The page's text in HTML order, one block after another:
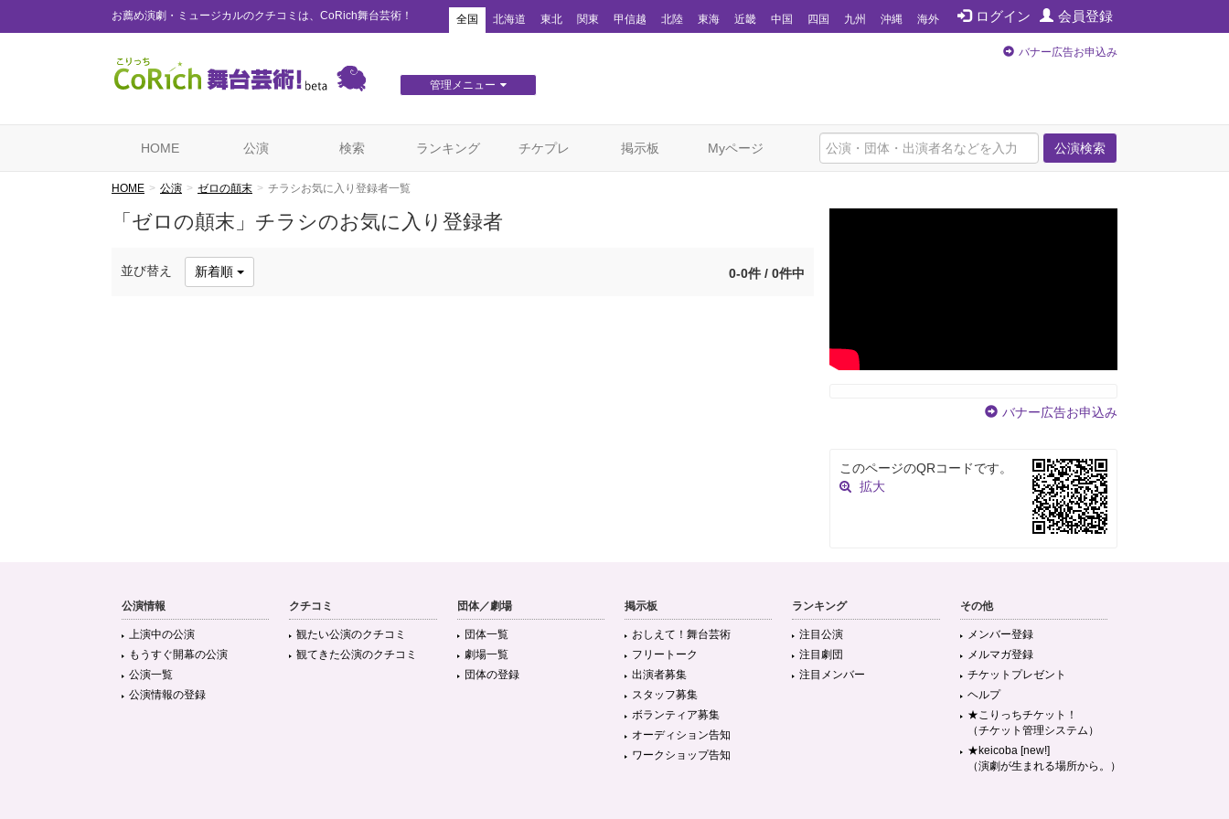
お薦め演劇・ミュージカルのクチコミは、CoRich舞台芸術！ ログイン 会員登録
全国 北海道 東北 関東 甲信越 北陸 東海 近畿 中国 四国 九州 沖縄 海外
管理メニュー
バナー広告お申込み
公演検索
HOME 公演 検索 ランキング チケプレ 掲示板 Myページ
HOME 公演 ゼロの顛末 チラシお気に入り登録者一覧
「ゼロの顛末」チラシのお気に入り登録者
並び替え 新着順 0-0件 / 0件中
バナー広告お申込み
このページのQRコードです。
拡大
公演情報
上演中の公演
もうすぐ開幕の公演
公演一覧
公演情報の登録
クチコミ
観たい公演のクチコミ
観てきた公演のクチコミ
団体／劇場
団体一覧
劇場一覧
団体の登録
掲示板
おしえて！舞台芸術
フリートーク
出演者募集
スタッフ募集
ボランティア募集
オーディション告知
ワークショップ告知
ランキング
注目公演
注目劇団
注目メンバー
その他
メンバー登録
メルマガ登録
チケットプレゼント
ヘルプ
★こりっちチケット！
（チケット管理システム）
★keicoba [new!]
（演劇が生まれる場所から。）